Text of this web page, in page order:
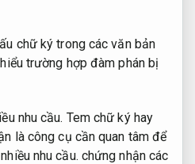
chữ ký trong các văn bản
trường hợp đàm phán bị
nhu cầu. Tem chữ ký hay
là công cụ cần quan tâm để
nhu cầu. chứng nhận các